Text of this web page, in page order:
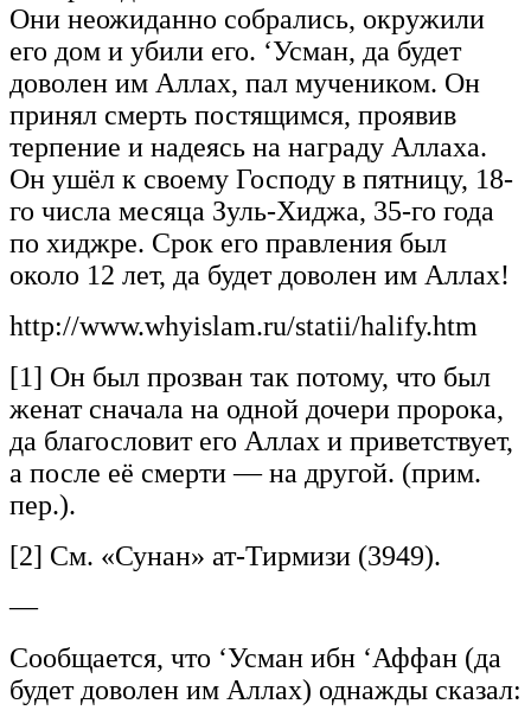
Они неожиданно собрались, окружили
его дом и убили его. ‘Усман, да будет
доволен им Аллах, пал мучеником. Он
принял смерть постящимся, проявив
терпение и надеясь на награду Аллаха.
Он ушёл к своему Господу в пятницу, 18-
го числа месяца Зуль-Хиджа, 35-го года
по хиджре. Срок его правления был
около 12 лет, да будет доволен им Аллах!
http://www.whyislam.ru/statii/halify.htm
[1] Он был прозван так потому, что был
женат сначала на одной дочери пророка,
да благословит его Аллах и приветствует,
а после её смерти — на другой. (прим.
пер.).
[2] См. «Сунан» ат-Тирмизи (3949).
—
Сообщается, что ‘Усман ибн ‘Аффан (да
будет доволен им Аллах) однажды сказал: